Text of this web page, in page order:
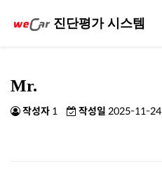
진단평가 시스템
Mr.
작성자 1 작성일 2025-11-24